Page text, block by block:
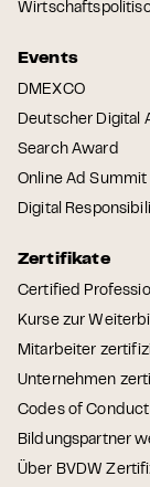
Events
DMEXCO
Deutscher Digital
Search Award
Online Ad Summit
Digital
Zertifikate
Certified
Kurse zur
Mitarbeiter
Unternehmen
Codes of Conduct
Bildungspartner
Über BVDW